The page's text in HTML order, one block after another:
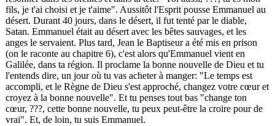
fils, je t'ai choisi et je t'aime". Aussitôt l'Esprit pousse Emmanuel au
désert. Durant 40 jours, dans le désert, il fut tenté par le diable,
Satan. Emmanuel était au désert avec les bêtes sauvages, et les
anges le servaient. Plus tard, Jean le Baptiseur a été mis en prison
(on le raconte au chapitre 6), c'est alors qu'Emmanuel vient en
Galilée, dans ta région. Il proclame la bonne nouvelle de Dieu et tu
l'entends dire, un jour où tu vas acheter à manger: "Le temps est
accompli, et le Règne de Dieu s'est approché, changez votre cœur et
croyez à la bonne nouvelle". Et tu penses tout bas "change ton
cœur, ???, cette bonne nouvelle, tu peux peut-être la croire pour de
vrai". Et, de loin, tu suis Emmanuel.